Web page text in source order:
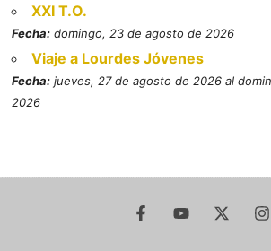
XXI T.O.
Fecha: domingo, 23 de agosto de 2026
Viaje a Lourdes Jóvenes
Fecha: jueves, 27 de agosto de 2026 al
2026